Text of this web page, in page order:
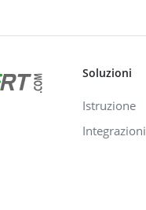
Soluzioni
Istruzione
Integrazioni